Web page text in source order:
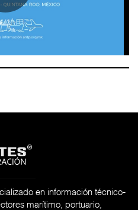
en información técnico-
marítimo, portuario,